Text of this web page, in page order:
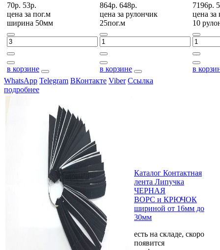
70р. 53р.
цена за пог.м
ширина 50мм
в корзине
864р. 648р.
цена за рулончик
25пог.м
в корзине
7196р.
цена за
10
в
WhatsApp Telegram ВКонтакте Viber Ссылка
подробнее
Каталог Контактная
лента Липучка
ЧЕРНАЯ
ВОРС и КРЮЧОК
шириной от 16мм до
30мм
есть на складе, скоро
появится